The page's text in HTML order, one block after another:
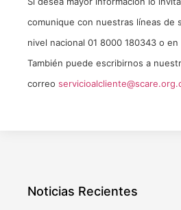
comunique con nuestras líneas de
nivel nacional 01 8000 180343 o en
También puede escribirnos a
correo
Noticias Recientes